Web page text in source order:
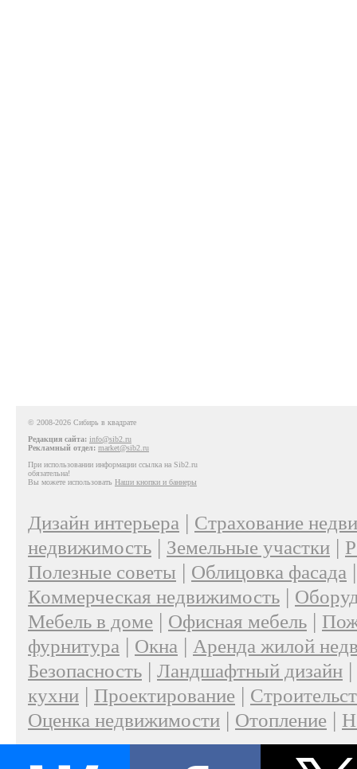
© 2008-2026 Сибирь в квадрате
Редакция сайта: info@sib2.ru
Рекламный отдел: market@sib2.ru
При использовании информации ссылка на Sib2.ru
обязательна!
Вы можете использовать Наши кнопки и баннеры
Дизайн интерьера | Страхование
недвижимость | Земельные участки |
Полезные советы | Облицовка фасада
Коммерческая недвижимость |
Мебель в доме | Офисная мебель |
фурнитура | Окна | Аренда жилой
Безопасность | Ландшафтный дизайн |
кухни | Проектирование |
Оценка недвижимости | Отопление |
О проекте|